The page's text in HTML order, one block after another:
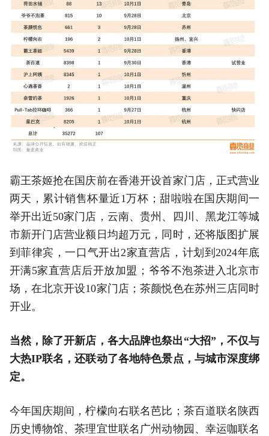
霸王茶姬抢在国庆前在香港开设首家门店，正式营业
两天，累计销售杯量近1万杯；甜啦啦在国庆期间一
举开出近50家门店，云南、贵州、四川、黑龙江等城
市新开门店营业额日均超万元，同时，还将版图扩展
到菲律宾，一口气开出2家直营店，计划到2024年底
开满5家直营店后开放加盟；爷爷不泡茶进入北京市
场，在北京开设10家门店；茶颜悦色在苏州三店同时
开业。
当然，除了开新店，各大品牌也祭出“大招”，不仅与
大热IP联名，还联动了各地特色景点，与城市深度绑
定。
今年国庆期间，柠檬向右联名芭比；茶百道联名陕西
历史博物馆、茶理宜世联名广州动物园、幸运咖联名